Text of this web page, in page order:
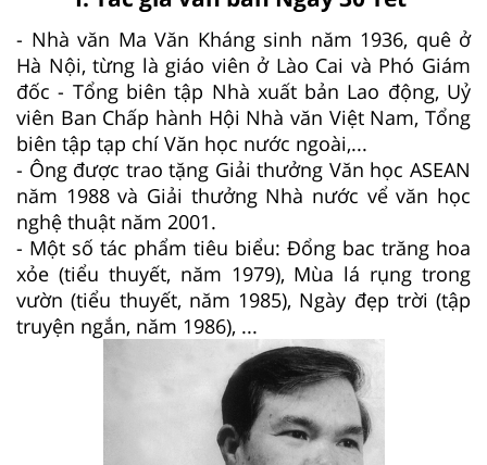
- Nhà văn Ma Văn Kháng sinh năm 1936, quê ở
Hà Nội, từng là giáo viên ở Lào Cai và Phó Giám
đốc - Tổng biên tập Nhà xuất bản Lao động, Uỷ
viên Ban Chấp hành Hội Nhà văn Việt Nam, Tổng
biên tập tạp chí Văn học nước ngoài,...
- Ông được trao tặng Giải thưởng Văn học ASEAN
năm 1988 và Giải thưởng Nhà nước vể văn học
nghệ thuật năm 2001.
- Một số tác phẩm tiêu biểu: Đổng bac trăng hoa
xỏe (tiểu thuyết, năm 1979), Mùa lá rụng trong
vườn (tiểu thuyết, năm 1985), Ngày đẹp trời (tập
truyện ngắn, năm 1986), ...